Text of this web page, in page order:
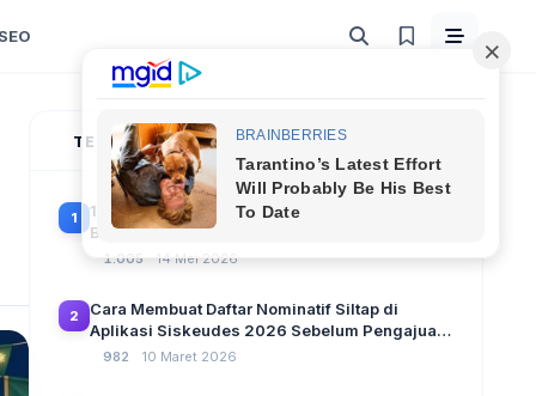
TERPOPULER
1
100 Soal Tes Perangkat Desa Terbaru 2026
Beserta Kunci Jawaban: Latihan CAT Berbasis
1.005 14 Mei 2026
2
Cara Membuat Daftar Nominatif Siltap di
Aplikasi Siskeudes 2026 Sebelum Pengajuan
SPP Pencairan Dana Desa
982 10 Maret 2026